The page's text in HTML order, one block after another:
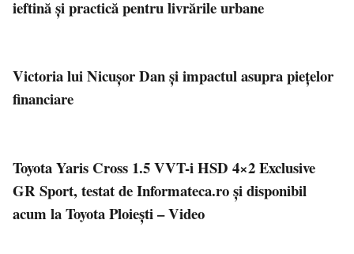
ieftină și practică pentru livrările urbane
Victoria lui Nicușor Dan și impactul asupra piețelor
financiare
Toyota Yaris Cross 1.5 VVT-i HSD 4×2 Exclusive
GR Sport, testat de Informateca.ro și disponibil
acum la Toyota Ploiești – Video